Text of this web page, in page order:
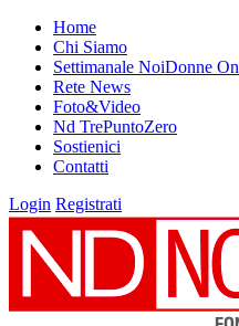
Home
Chi Siamo
Settimanale NoiDonne
Rete News
Foto&Video
Nd TrePuntoZero
Sostienici
Contatti
Login Registrati